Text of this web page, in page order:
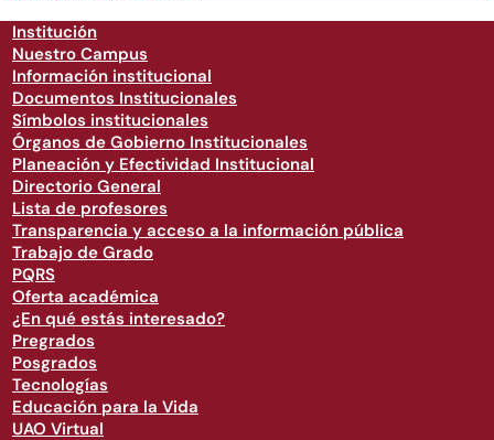
Institución
Nuestro Campus
Información institucional
Documentos Institucionales
Símbolos institucionales
Órganos de Gobierno Institucionales
Planeación y Efectividad Institucional
Directorio General
Lista de profesores
Transparencia y acceso a la información pública
Trabajo de Grado
PQRS
Oferta académica
¿En qué estás interesado?
Pregrados
Posgrados
Tecnologías
Educación para la Vida
UAO Virtual